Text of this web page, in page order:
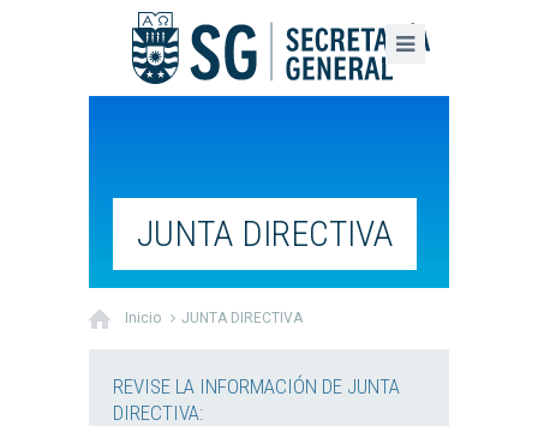
JUNTA DIRECTIVA
Inicio JUNTA DIRECTIVA
REVISE LA INFORMACIÓN DE JUNTA
DIRECTIVA: